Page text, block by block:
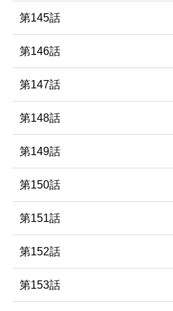
第145話
第146話
第147話
第148話
第149話
第150話
第151話
第152話
第153話